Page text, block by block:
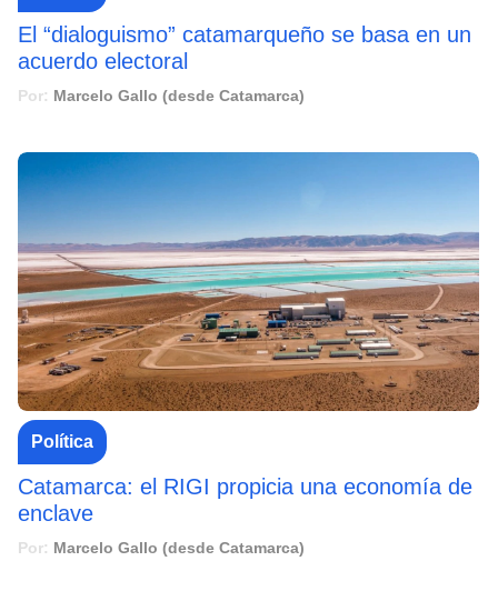
El “dialoguismo” catamarqueño se basa en un
acuerdo electoral
Por: Marcelo Gallo (desde Catamarca)
Política
Catamarca: el RIGI propicia una economía de
enclave
Por: Marcelo Gallo (desde Catamarca)